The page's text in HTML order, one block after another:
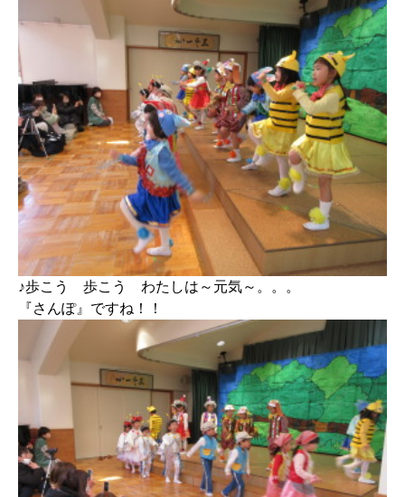
♪歩こう 歩こう わたしは～元気～。。。
『さんぽ』ですね！！